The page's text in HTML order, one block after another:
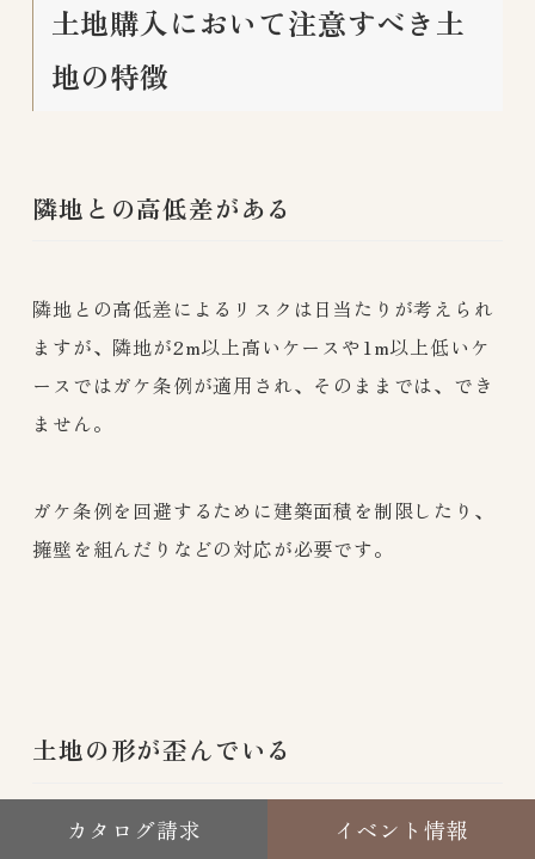
土地購入において注意すべき土
地の特徴
隣地との高低差がある
隣地との高低差によるリスクは日当たりが考えられ
ますが、隣地が2m以上高いケースや1m以上低いケ
ースではガケ条例が適用され、そのままでは、でき
ません。
ガケ条例を回避するために建築面積を制限したり、
擁壁を組んだりなどの対応が必要です。
土地の形が歪んでいる
土地はキレイな成形地だけでなく、ひし形や凸型と
カタログ請求 イベント情報